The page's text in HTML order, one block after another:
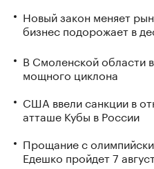
Новый закон меняет
бизнес подорожает в
В Смоленской области
мощного циклона
США ввели санкции в
атташе Кубы в России
Прощание с
Едешко пройдет 7